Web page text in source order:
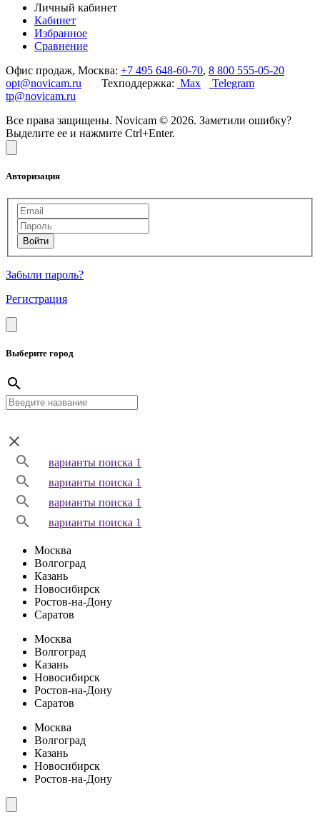
Личный кабинет
Кабинет
Избранное
Сравнение
Офис продаж, Москва: +7 495 648-60-70, 8 800 555-05-20
opt@novicam.ru Техподдержка: Max
Telegram
tp@novicam.ru
Все права защищены. Novicam © 2026. Заметили ошибку?
Выделите ее и нажмите Ctrl+Enter.
Авторизация
Забыли пароль?
Регистрация
Выберите город
варианты поиска 1
варианты поиска 1
варианты поиска 1
варианты поиска 1
Москва
Волгоград
Казань
Новосибирск
Ростов-на-Дону
Саратов
Москва
Волгоград
Казань
Новосибирск
Ростов-на-Дону
Саратов
Москва
Волгоград
Казань
Новосибирск
Ростов-на-Дону